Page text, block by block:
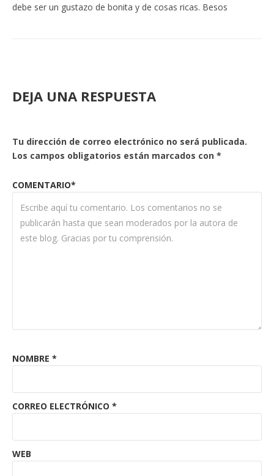
debe ser un gustazo de bonita y de cosas ricas. Besos
DEJA UNA RESPUESTA
Tu dirección de correo electrónico no será publicada.
Los campos obligatorios están marcados con *
COMENTARIO*
NOMBRE *
CORREO ELECTRÓNICO *
WEB